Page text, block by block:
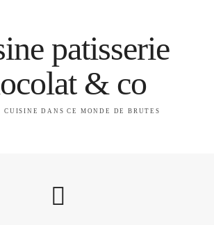
patisserie
& co
CUISINE DANS CE MONDE DE BRUTES